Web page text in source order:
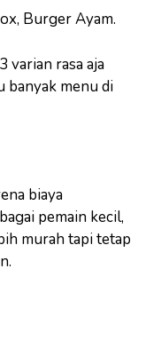
Burger Ayam.
varian rasa aja
banyak menu di
biaya
pemain kecil,
murah tapi tetap